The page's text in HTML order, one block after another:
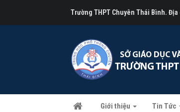
Giới thiệu Tin Tức
Trường THPT Chuyên Thái Bình.